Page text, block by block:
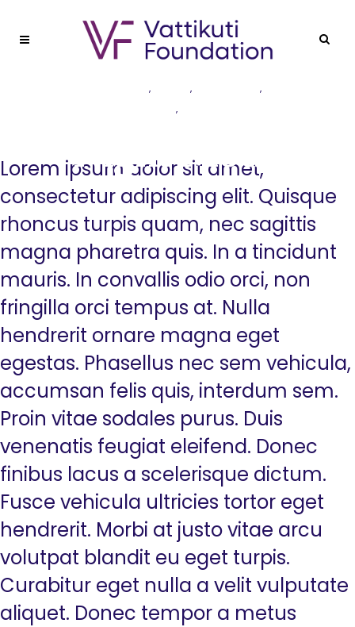
, ,
,
,
Night Mode
Lorem ipsum dolor sit amet,
consectetur adipiscing elit. Quisque
rhoncus turpis quam, nec sagittis
magna pharetra quis. In a tincidunt
mauris. In convallis odio orci, non
fringilla orci tempus at. Nulla
hendrerit ornare magna eget
egestas. Phasellus nec sem vehicula,
accumsan felis quis, interdum sem.
Proin vitae sodales purus. Duis
venenatis feugiat eleifend. Donec
finibus lacus a scelerisque dictum.
Fusce vehicula ultricies tortor eget
hendrerit. Morbi at justo vitae arcu
volutpat blandit eu eget turpis.
Curabitur eget nulla a velit vulputate
aliquet. Donec tempor a metus